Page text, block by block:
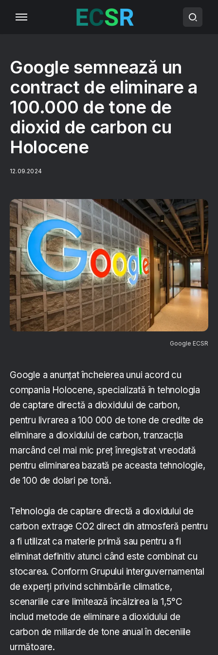
Google semnează un
contract de eliminare a
100.000 de tone de
dioxid de carbon cu
Holocene
12.09.2024
Google ECSR
Google a anunțat încheierea unui acord cu
compania Holocene, specializată în tehnologia
de captare directă a dioxidului de carbon,
pentru livrarea a 100 000 de tone de credite de
eliminare a dioxidului de carbon, tranzacția
marcând cel mai mic preț înregistrat vreodată
pentru eliminarea bazată pe aceasta tehnologie,
de 100 de dolari pe tonă.
Tehnologia de captare directă a dioxidului de
carbon extrage CO2 direct din atmosferă pentru
a fi utilizat ca materie primă sau pentru a fi
eliminat definitiv atunci când este combinat cu
stocarea. Conform Grupului interguvernamental
de experți privind schimbările climatice,
scenariile care limitează încălzirea la 1,5°C
includ metode de eliminare a dioxidului de
carbon de miliarde de tone anual în deceniile
următoare.